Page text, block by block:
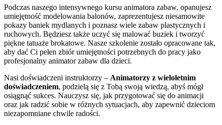
Podczas naszego intensywnego kursu animatora zabaw, opanujesz
umiejętność modelowania balonów, zaprezentujesz niesamowite
pokazy baniek mydlanych i poznasz wiele zabaw plastycznych i
ruchowych. Będziesz także uczyć się malować buziek i tworzyć
piękne tatuaże brokatowe. Nasze szkolenie zostało opracowane tak,
aby dać Ci pełen zbiór umiejętności potrzebnych do pracy jako
profesjonalny animator zabaw dla dzieci.
Nasi doświadczeni instruktorzy – Animatorzy z wieloletnim
doświadczeniem, podzielą się z Tobą swoją wiedzą, abyś mógł
osiągnąć sukces. Nauczysz się, jak przygotować się do animacji
oraz jak radzić sobie w różnych sytuacjach, aby zapewnić dzieciom
niezapomniane chwile radości.